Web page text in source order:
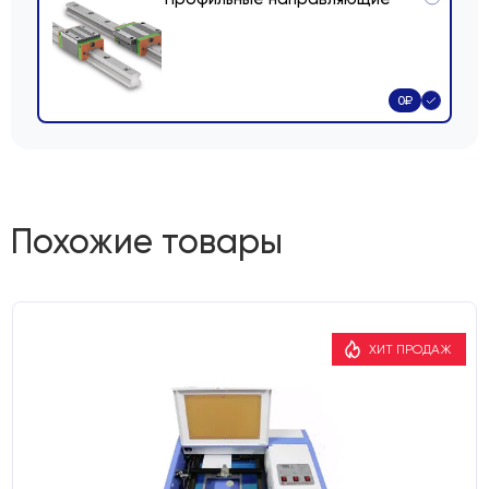
0₽
Похожие товары
ХИТ ПРОДАЖ